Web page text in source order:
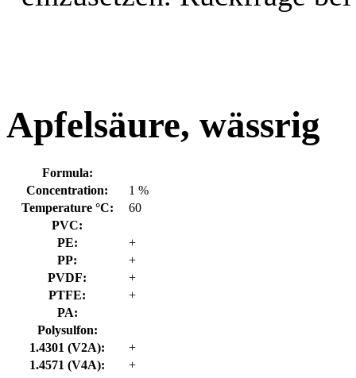
Apfelsäure, wässrig
Formula:
Concentration:
1 %
Temperature °C:
60
PVC:
PE:
+
PP:
+
PVDF:
+
PTFE:
+
PA:
Polysulfon:
1.4301 (V2A):
+
1.4571 (V4A):
+